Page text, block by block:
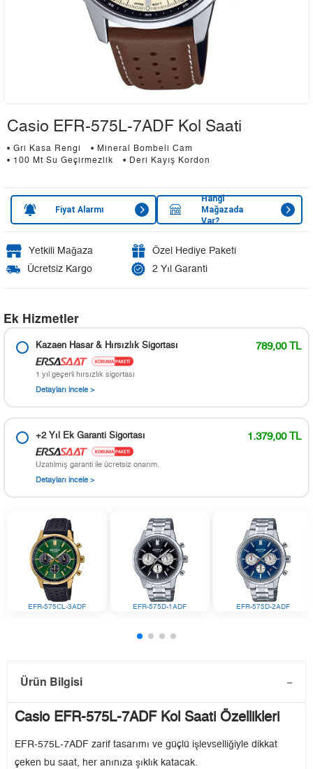
Casio EFR-575L-7ADF Kol Saati
• Gri Kasa Rengi
• Mineral Bombeli Cam
• 100 Mt Su Geçirmezlik
• Deri Kayış Kordon
Fiyat Alarmı
Hangi
Mağazada
Var?
Yetkili Mağaza
Özel Hediye Paketi
Ücretsiz Kargo
2 Yıl Garanti
Ek Hizmetler
Kazaen Hasar & Hırsızlık Sigortası 789,00 TL
1 yıl geçerli hırsızlık sigortası
Detayları incele >
+2 Yıl Ek Garanti Sigortası 1.379,00 TL
Uzatılmış garanti ile ücretsiz onarım.
Detayları incele >
EFR-575CL-3ADF EFR-575D-1ADF EFR-575D-2ADF
Ürün Bilgisi
Casio EFR-575L-7ADF Kol Saati Özellikleri
EFR-575L-7ADF zarif tasarımı ve güçlü işlevselliğiyle dikkat
çeken bu saat, her anınıza şıklık katacak.